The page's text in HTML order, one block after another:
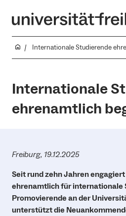
Internationale Studierende
Internationale
ehrenamtlich
Freiburg, 19.12.2025
Seit rund zehn Jahren
ehrenamtlich für internationale
Promovierende an der
unterstützt die